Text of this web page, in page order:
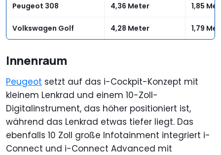
Peugeot 308 4,36 Meter 1,85
Volkswagen Golf 4,28 Meter 1,79
Innenraum
Peugeot setzt auf das i-Cockpit-Konzept mit
kleinem Lenkrad und einem 10-Zoll-
Digitalinstrument, das höher positioniert ist,
während das Lenkrad etwas tiefer liegt. Das
ebenfalls 10 Zoll große Infotainment integriert i-
Connect und i-Connect Advanced mit